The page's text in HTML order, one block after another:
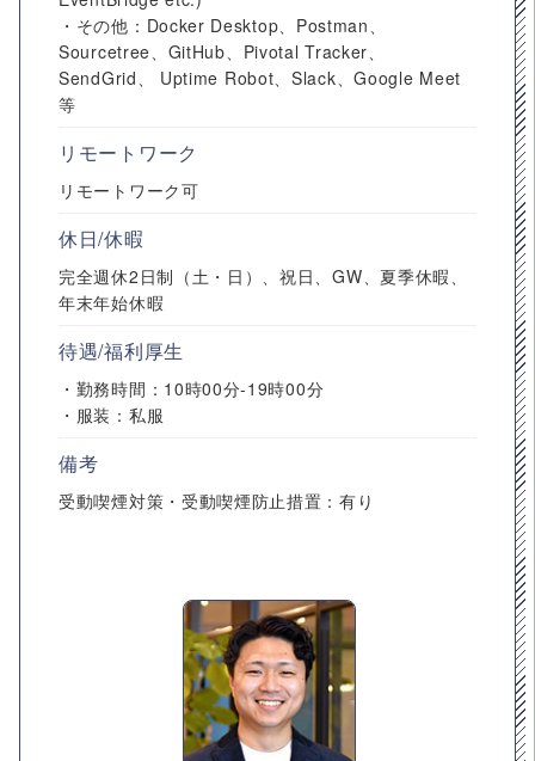
・その他：Docker Desktop、Postman、
Sourcetree、GitHub、Pivotal Tracker、
SendGrid、 Uptime Robot、Slack、Google Meet
等
リモートワーク
リモートワーク可
休日/休暇
完全週休2日制（土・日）、祝日、GW、夏季休暇、
年末年始休暇
待遇/福利厚生
・勤務時間：10時00分-19時00分
・服装：私服
備考
受動喫煙対策・受動喫煙防止措置：有り